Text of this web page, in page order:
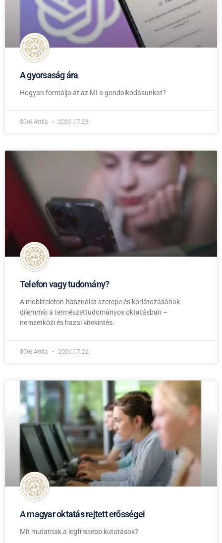
A gyorsaság ára
Hogyan formálja át az MI a gondolkodásunkat?
Sütő Attila 2026.07.23.
Telefon vagy tudomány?
A mobiltelefon-használat szerepe és korlátozásának
dilemmái a természettudományos oktatásban –
nemzetközi és hazai kitekintés.
Sütő Attila 2026.07.22.
A magyar oktatás rejtett erősségei
Mit mutatnak a legfrissebb kutatások?